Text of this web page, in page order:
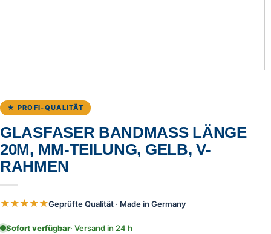
★ PROFI-QUALITÄT
GLASFASER BANDMASS LÄNGE 2
0M, MM-TEILUNG, GELB, V-R
AHMEN
★★★★★Geprüfte Qualität · Made in Germany
Sofort verfügbar· Versand in 24 h